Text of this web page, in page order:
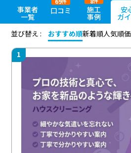
事業者
一覧
口コミ 施工
事例
安
ガ
並び替え :
おすすめ順新着順人気順
1